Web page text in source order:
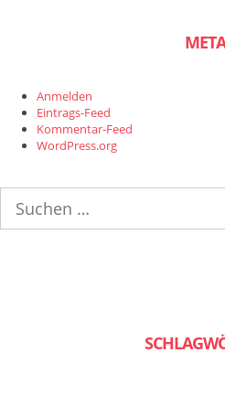
META
Anmelden
Eintrags-Feed
Kommentar-Feed
WordPress.org
nach: